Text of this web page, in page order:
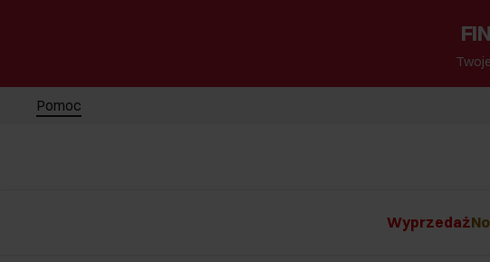
Pomoc
Wyprzedaż